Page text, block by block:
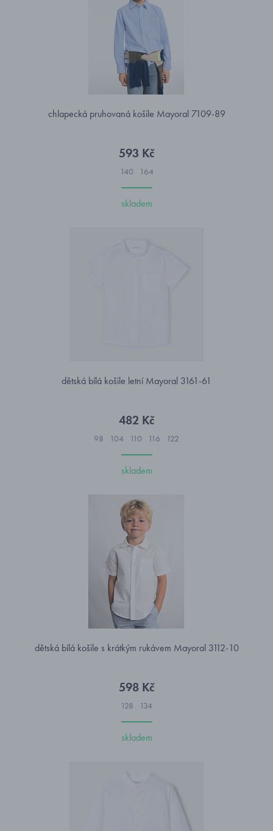
chlapecká pruhovaná košile Mayoral 7109-89
593 Kč
140 164
skladem
dětská bílá košile letní Mayoral 3161-61
482 Kč
98 104 110 116 122
skladem
dětská bílá košile s krátkým rukávem Mayoral 3112-10
598 Kč
128 134
skladem